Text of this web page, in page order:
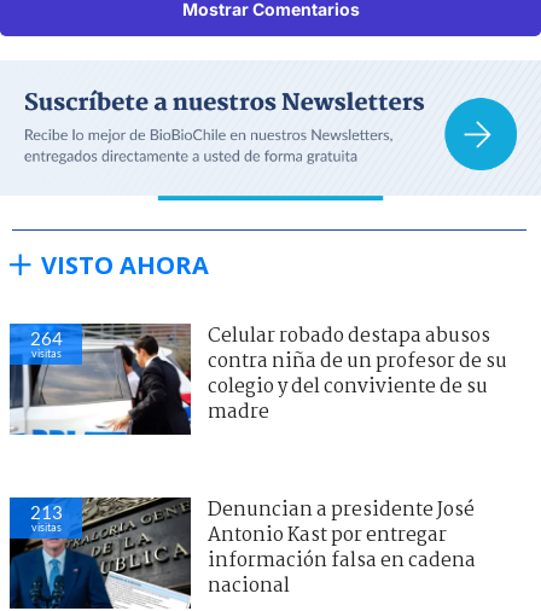
Mostrar Comentarios
VISTO AHORA
264
visitas
Celular robado destapa abusos
contra niña de un profesor de su
colegio y del conviviente de su
madre
213
visitas
Denuncian a presidente José
Antonio Kast por entregar
información falsa en cadena
nacional